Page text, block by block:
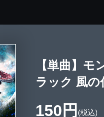
【単曲】
ラック 風の
150円 (税込)